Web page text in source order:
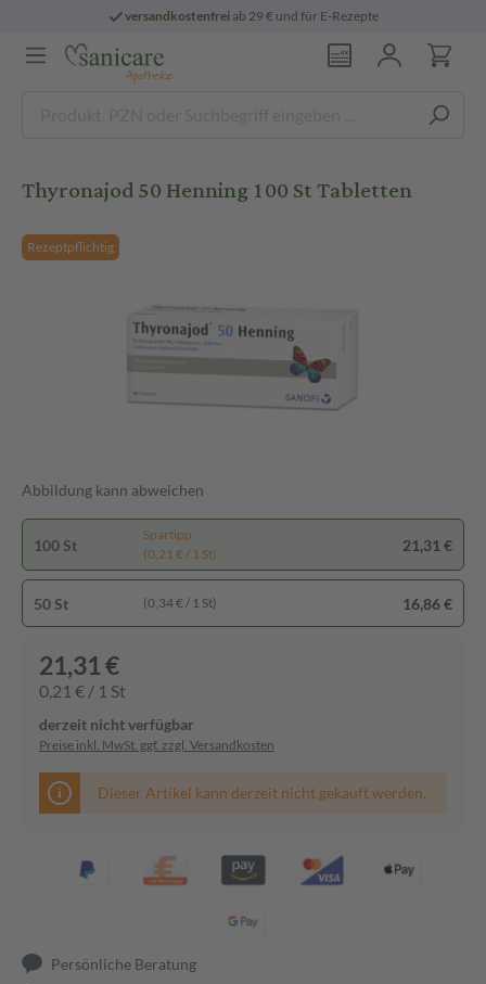
versandkostenfreiab 29 € und für E-Rezepte
Thyronajod 50 Henning 100 St Tabletten
Rezeptpflichtig
Abbildung kann abweichen
100 St
Spartipp
(0,21 € / 1 St)
21,31 €
50 St (0,34 € / 1 St) 16,86 €
21,31 €
0,21 € / 1 St
derzeit nicht verfügbar
Preise inkl. MwSt. ggf. zzgl. Versandkosten
Dieser Artikel kann derzeit nicht gekauft werden.
Persönliche Beratung